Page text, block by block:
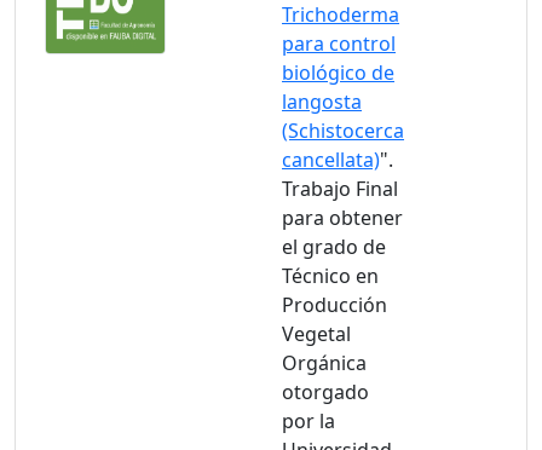
Trichoderma
para control
biológico de
langosta
(Schistocerca
cancellata)".
Trabajo Final
para obtener
el grado de
Técnico en
Producción
Vegetal
Orgánica
otorgado
por la